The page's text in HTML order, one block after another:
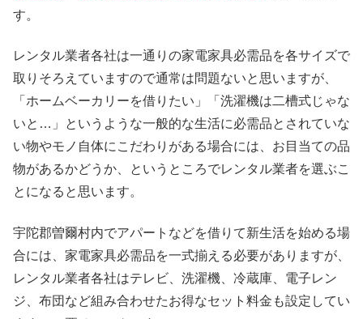
す。
レンタル業者各社は一通りの家電家具必需品を各サイズで
取りそろえていますので通常は問題ないと思いますが、
「ホームベーカリーを借りたい」「洗濯機は二槽式じゃな
いと…」というような一般的な生活に必需品とされていな
い物やモノ自体にこだわりがある場合には、お目当ての品
物があるかどうか、というところでレンタル業者を選ぶこ
とになると思います。
宇陀郡曽爾村内でアパートなどを借りて新生活を始める場
合には、家電家具必需品を一式揃える必要がありますが、
レンタル業者各社はテレビ、洗濯機、冷蔵庫、電子レン
ジ、布団など組み合わせたお得なセット料金も設定してい